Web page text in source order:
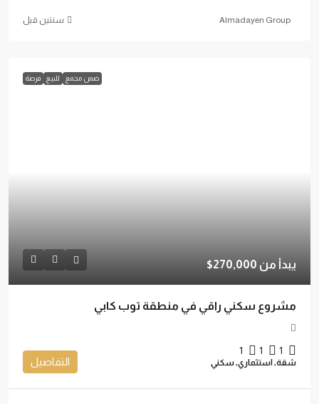
Almadayen Group ‏سنتين قبل
ضمن مجمع للبيع فرصة
يبدأ من270,000$
مشروع سكني راقي في منطقة توب كابي
شقة, استثماري, سكني التفاصيل